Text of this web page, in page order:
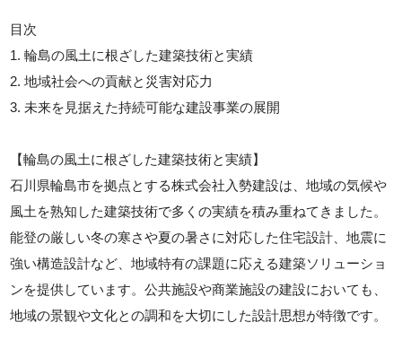
目次
1. 輪島の風土に根ざした建築技術と実績
2. 地域社会への貢献と災害対応力
3. 未来を見据えた持続可能な建設事業の展開
【輪島の風土に根ざした建築技術と実績】
石川県輪島市を拠点とする株式会社入勢建設は、地域の気候や
風土を熟知した建築技術で多くの実績を積み重ねてきました。
能登の厳しい冬の寒さや夏の暑さに対応した住宅設計、地震に
強い構造設計など、地域特有の課題に応える建築ソリューショ
ンを提供しています。公共施設や商業施設の建設においても、
地域の景観や文化との調和を大切にした設計思想が特徴です。